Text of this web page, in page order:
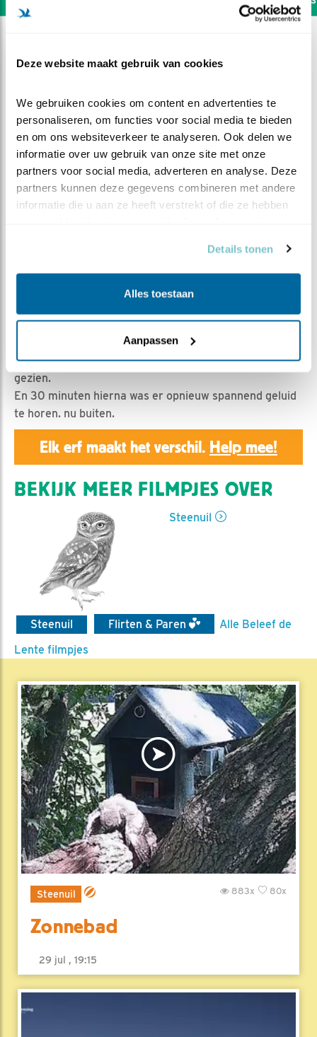
Deze website maakt gebruik van cookies
We gebruiken cookies om content en advertenties te
personaliseren, om functies voor social media te bieden
en om ons websiteverkeer te analyseren. Ook delen we
informatie over uw gebruik van onze site met onze
partners voor social media, adverteren en analyse. Deze
partners kunnen deze gegevens combineren met andere
informatie die u aan ze heeft verstrekt of die ze hebben
Details tonen
Alles toestaan
Aanpassen
Binnenshuis blijft lastig
Geert | Geplaatst op 29 maart 2022, 23:55 |
Vind ik
Bewaar dit filmpje|
464x
Man en vrouw steenuil lijken elkaar lang niet te hebben
gezien.
En 30 minuten hierna was er opnieuw spannend geluid
te horen. nu buiten.
Elk erf maakt het verschil. Help mee!
BEKIJK MEER FILMPJES OVER
Steenuil
Steenuil Flirten & Paren
Alle Beleef de
Lente filmpjes
Steenuil 80x
883x
Zonnebad
29 jul , 19:15